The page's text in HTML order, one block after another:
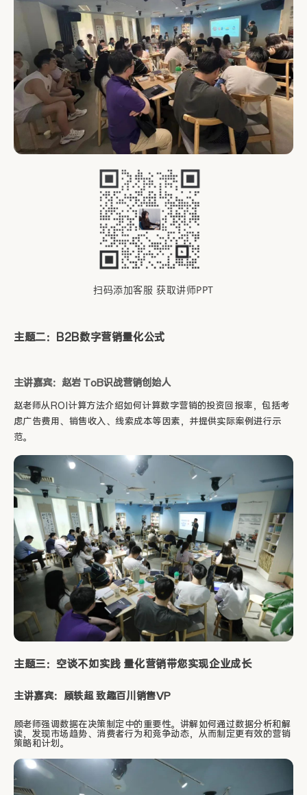
扫码添加客服 获取讲师PPT
主题二：B2B数字营销量化公式
主讲嘉宾：赵岩 ToB识战营销创始人
赵老师从ROI计算方法介绍如何计算数字营销的投资回报率，包括考
虑广告费用、销售收入、线索成本等因素，并提供实际案例进行示
范。
主题三：空谈不如实践 量化营销带您实现企业成长
主讲嘉宾：顾轶超 致趣百川销售VP
顾老师强调数据在决策制定中的重要性。讲解如何通过数据分析和解
读，发现市场趋势、消费者行为和竞争动态，从而制定更有效的营销
策略和计划。